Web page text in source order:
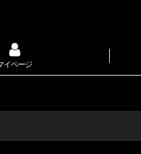
イページ